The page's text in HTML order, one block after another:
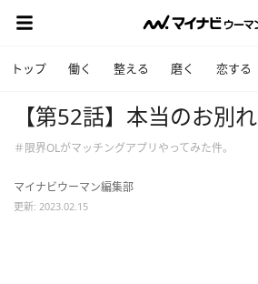
トップ 働く 整える 磨く 恋する
【第52話】本当のお別れ
＃限界OLがマッチングアプリやってみた件。
マイナビウーマン編集部
更新: 2023.02.15